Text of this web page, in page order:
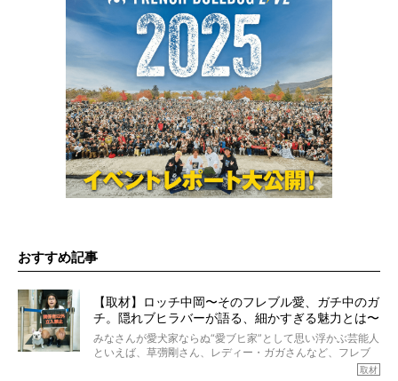
おすすめ記事
【取材】ロッチ中岡〜そのフレブル愛、ガチ中のガ
チ。隠れブヒラバーが語る、細かすぎる魅力とは〜
【前編】
みなさんが愛犬家ならぬ“愛ブヒ家”として思い浮かぶ芸能人
といえば、草彅剛さん、レディー・ガガさんなど、フレブ
ルを飼っている方が多いと思います。が、ロッチ中岡さん取材